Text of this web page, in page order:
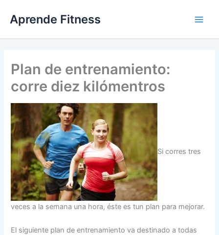
contenido
Aprende Fitness
Plan de entrenamiento:
corre diez kilómentros
Si corres tres
veces a la semana una hora, éste es tun plan para mejorar.
El siguiente plan de entrenamiento va destinado a todas